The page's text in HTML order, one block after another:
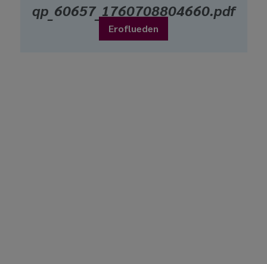
qp_60657_1760708804660.pdf
Eroflueden